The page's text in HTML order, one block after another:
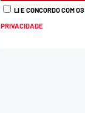
LI E CONCORDO COM OS
PRIVACIDADE